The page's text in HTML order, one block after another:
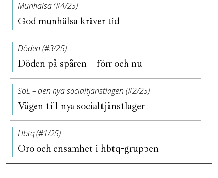
Munhälsa (#4/25)
God munhälsa kräver tid
Döden (#3/25)
Döden på spåren – förr och nu
SoL – den nya socialtjänstlagen (#2/25)
Vägen till nya socialtjänstlagen
Hbtq (#1/25)
Oro och ensamhet i hbtq-gruppen